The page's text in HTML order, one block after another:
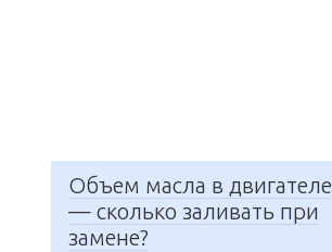
Объем масла в двигателе
— сколько заливать при
замене?